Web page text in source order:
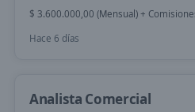
$ 3.600.000,00 (Mensual) +
Hace 6 días
Analista Comercial